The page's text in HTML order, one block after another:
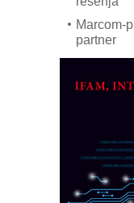
Marcom-
partner
obradu!
Razvoj
PLC
AUKOM: